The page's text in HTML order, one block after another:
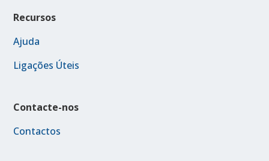
Recursos
Ajuda
Ligações Úteis
Contacte-nos
Contactos